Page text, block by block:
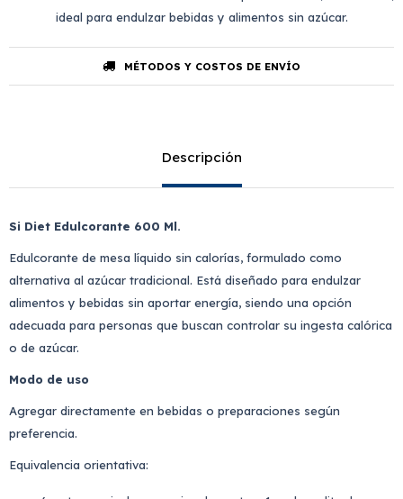
ideal para endulzar bebidas y alimentos sin azúcar.
MÉTODOS Y COSTOS DE ENVÍO
Descripción
Si Diet Edulcorante 600 Ml.
Edulcorante de mesa líquido sin calorías, formulado como
alternativa al azúcar tradicional. Está diseñado para endulzar
alimentos y bebidas sin aportar energía, siendo una opción
adecuada para personas que buscan controlar su ingesta calórica
o de azúcar.
Modo de uso
Agregar directamente en bebidas o preparaciones según
preferencia.
Equivalencia orientativa: